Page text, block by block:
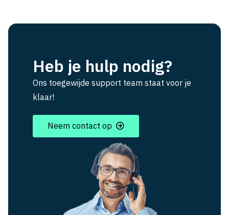
Heb je hulp nodig?
Ons toegewijde support team staat voor je
klaar!
Neem contact op